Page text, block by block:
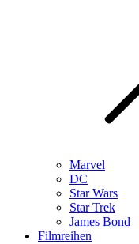
Marvel
DC
Star Wars
Star Trek
James Bond
Filmreihen